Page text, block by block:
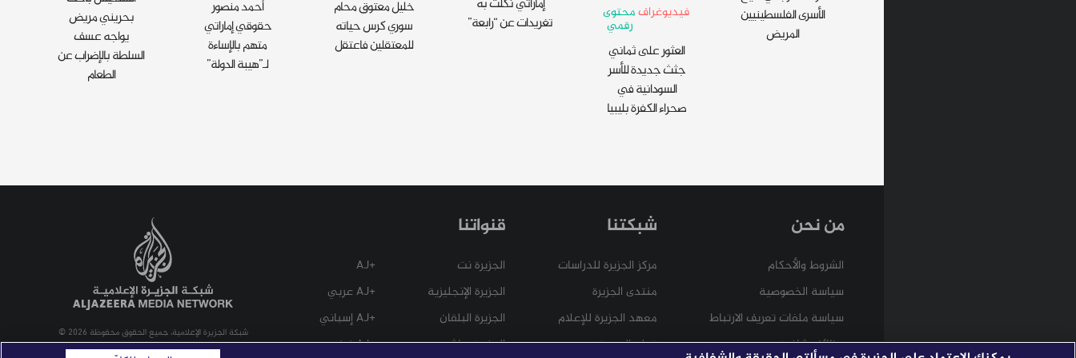
الأسرى الفلسطينيين
المريض
فيديوغرافمحتوى
رقمي
العثور على ثماني
جثث جديدة للأسر
السودانية في
صحراء الكفرة بليبيا
تغريدات عن “رابعة”
خليل معتوق محام
سوري كرس حياته
للمعتقلين فاعتقل
أحمد منصور
حقوقي إماراتي
متهم بالإساءة
لـ”هيبة الدولة”
بحريني مريض
يواجه عسف
السلطة بالإضراب عن
الطعام
من نحن
الشروط والأحكام
سياسة الخصوصية
سياسة ملفات تعريف الارتباط
وظائف شاغرة
شبكتنا
مركز الجزيرة للدراسات
منتدى الجزيرة
معهد الجزيرة للإعلام
تعلم العربية
قنواتنا
الجزيرة نت
الجزيرة الإنجليزية
الجزيرة البلقان
الجزيرة مباشر
+AJ
+AJ عربي
+AJ إسباني
+AJ فرنسي
شبكة الجزيرة الإعلامية، جميع الحقوق محفوظة 2026 ©